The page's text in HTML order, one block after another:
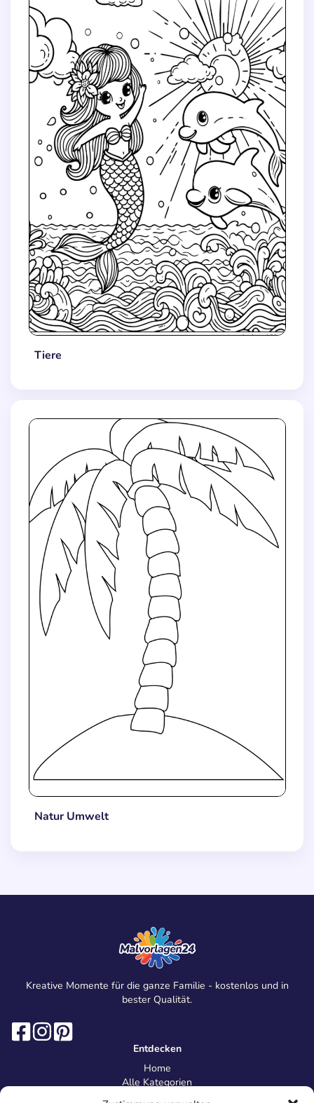
Tiere
Natur Umwelt
Kreative Momente für die ganze Familie - kostenlos und in
bester Qualität.
Entdecken
Home
Alle Kategorien